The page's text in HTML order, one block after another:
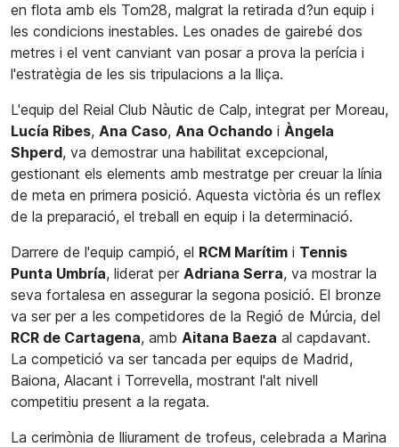
en flota amb els Tom28, malgrat la retirada d?un equip i
les condicions inestables. Les onades de gairebé dos
metres i el vent canviant van posar a prova la perícia i
l'estratègia de les sis tripulacions a la lliça.
L'equip del Reial Club Nàutic de Calp, integrat per Moreau,
Lucía Ribes, Ana Caso, Ana Ochando i Àngela
Shperd, va demostrar una habilitat excepcional,
gestionant els elements amb mestratge per creuar la línia
de meta en primera posició. Aquesta victòria és un reflex
de la preparació, el treball en equip i la determinació.
Darrere de l'equip campió, el RCM Marítim i Tennis
Punta Umbría, liderat per Adriana Serra, va mostrar la
seva fortalesa en assegurar la segona posició. El bronze
va ser per a les competidores de la Regió de Múrcia, del
RCR de Cartagena, amb Aitana Baeza al capdavant.
La competició va ser tancada per equips de Madrid,
Baiona, Alacant i Torrevella, mostrant l'alt nivell
competitiu present a la regata.
La cerimònia de lliurament de trofeus, celebrada a Marina